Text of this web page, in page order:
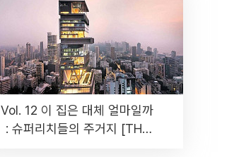
Vol. 12 이 집은 대체 얼마일까
: 슈퍼리치들의 주거지 [THE